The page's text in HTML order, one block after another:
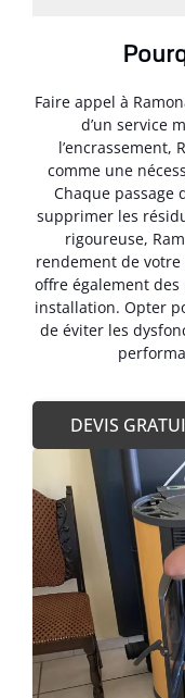
Faire appel à
d’un service
l’encrassement,
comme une
Chaque passage
supprimer les
rigoureuse,
rendement de votre
offre également
installation. Opter
de éviter les
DEVIS